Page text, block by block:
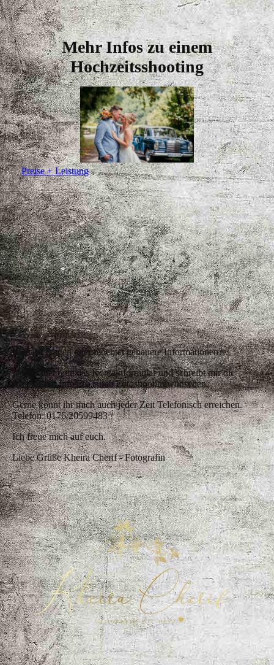
Mehr Infos zu einem
Hochzeitsshooting
Preise + Leistung
Ihr habt Fragen oder möchtet genauere Informationen?
Dann nutzt bitte das Kontaktformular und schreibt mir die
wichtigsten Infos zu euren Fotoshootingwünschen.
Gerne könnt ihr mich auch jeder Zeit Telefonisch erreichen.
Telefon: 0176/20599483
Ich freue mich auf euch.
Liebe Grüße Kheira Cherif - Fotografin